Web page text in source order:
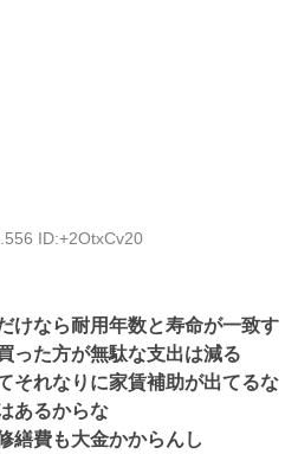
ID:+2OtxCv20
けなら耐用年数と寿命が一致す
った方が無駄な支出は減る
それなりに家賃補助が出てるな
あるからな
繕費も大金かからんし